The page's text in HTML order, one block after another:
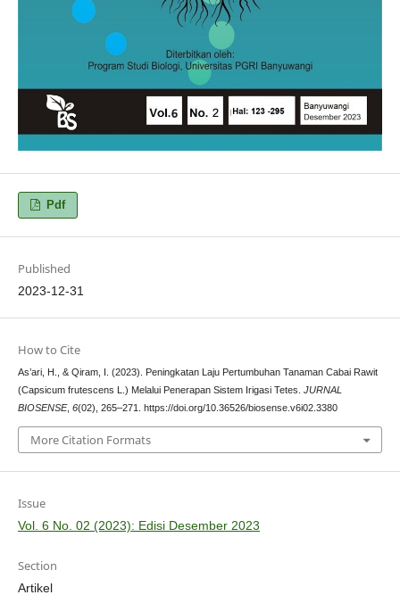
Pdf
Published
2023-12-31
How to Cite
As’ari, H., & Qiram, I. (2023). Peningkatan Laju Pertumbuhan Tanaman Cabai Rawit
(Capsicum frutescens L.) Melalui Penerapan Sistem Irigasi Tetes. JURNAL
BIOSENSE, 6(02), 265–271. https://doi.org/10.36526/biosense.v6i02.3380
More Citation Formats
Issue
Vol. 6 No. 02 (2023): Edisi Desember 2023
Section
Artikel